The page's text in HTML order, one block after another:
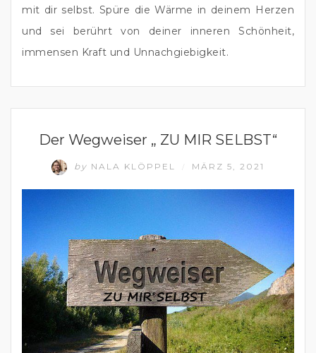
mit dir selbst. Spüre die Wärme in deinem Herzen
und sei berührt von deiner inneren Schönheit,
immensen Kraft und Unnachgiebigkeit.
GLÜCKLICHES UND ERFÜLLTES LEBEN
Der Wegweiser „ ZU MIR SELBST“
by NALA KLÖPPEL MÄRZ 5, 2021